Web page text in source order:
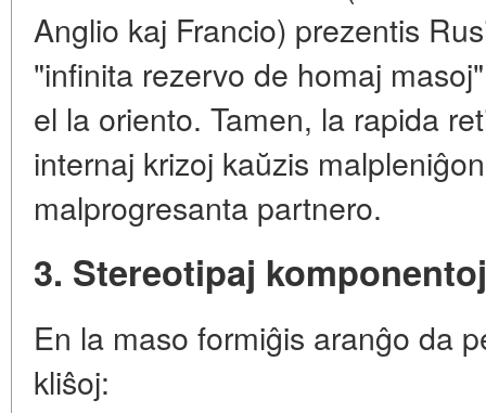
Anglio kaj Francio) prezentis
"infinita rezervo de homaj
el la oriento. Tamen, la rapida
internaj krizoj kaŭzis
malprogresanta partnero.
3. Stereotipaj
En la maso formiĝis aranĝo da
kliŝoj: